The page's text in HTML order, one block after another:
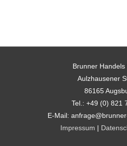
Brunner Handels
Aulzhausener
86165
Tel.: +49 (0) 821
E-Mail:
Impressum